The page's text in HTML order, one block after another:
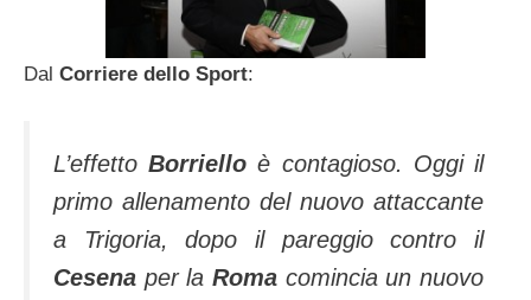
Dal Corriere dello Sport:
L’effetto Borriello è contagio­so. Oggi il
primo allenamento del nuovo attaccante
a Trigoria, dopo il pareggio contro il
Cesena per la Roma comincia un nuovo